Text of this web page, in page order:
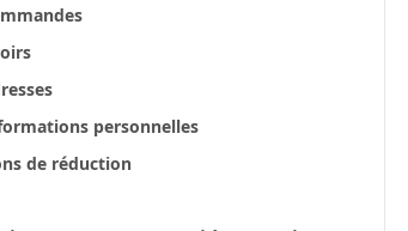
personnelles
de réduction